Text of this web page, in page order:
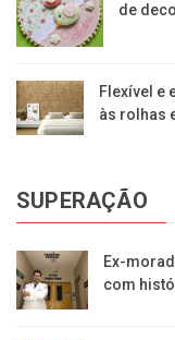
de
Flexível e
às rolhas
SUPERAÇÃO
Ex-
com